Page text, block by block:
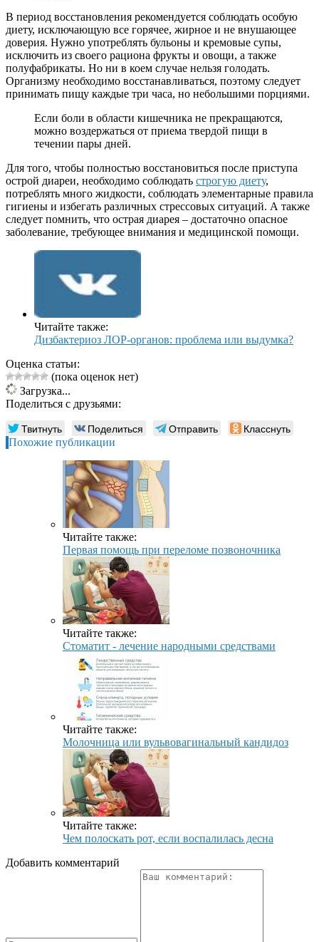
В период восстановления рекомендуется соблюдать особую
диету, исключающую все горячее, жирное и не внушающее
доверия. Нужно употреблять бульоны и кремовые супы,
исключить из своего рациона фрукты и овощи, а также
полуфабрикаты. Но ни в коем случае нельзя голодать.
Организму необходимо восстанавливаться, поэтому следует
принимать пищу каждые три часа, но небольшими порциями.
Если боли в области кишечника не прекращаются,
можно воздержаться от приема твердой пищи в
течении пары дней.
Для того, чтобы полностью восстановиться после приступа
острой диареи, необходимо соблюдать строгую диету,
потреблять много жидкости, соблюдать элементарные правила
гигиены и избегать различных стрессовых ситуаций. А также
следует помнить, что острая диарея – достаточно опасное
заболевание, требующее внимания и медицинской помощи.
Читайте также:
Дизбактериоз ЛОР-органов: проблема или выдумка?
Оценка статьи:
(пока оценок нет)
Загрузка...
Поделиться с друзьями:
Твитнуть Поделиться Отправить Класснуть
Похожие публикации
Читайте также:
Первая помощь при переломе позвоночника
Читайте также:
Стоматит - лечение народными средствами
Читайте также:
Молочница или вульвовагинальный кандидоз
Читайте также:
Чем полоскать рот, если воспалилась десна
Добавить комментарий